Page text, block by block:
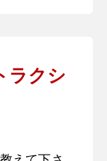
魅力がある
！1つ目
かっている
売りの方や
ラクシ